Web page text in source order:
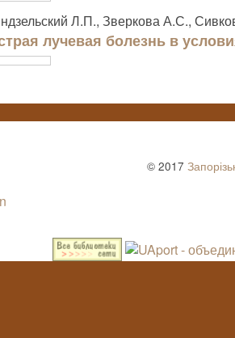
Л.П., Зверкова А.С.,
лучевая болезнь в
© 2017